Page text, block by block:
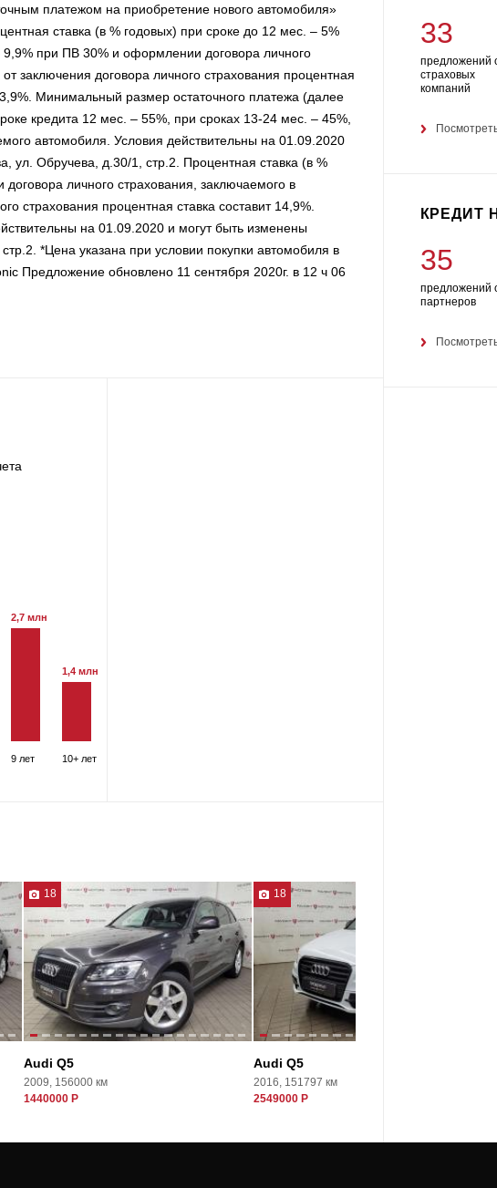
платежом на приобретение нового автомобиля»
ставка (в % годовых) при сроке до 12 мес. – 5%
при ПВ 30% и оформлении договора личного
заключения договора личного страхования процентная
Минимальный размер остаточного платежа (далее
кредита 12 мес. – 55%, при сроках 13-24 мес. – 45%,
автомобиля. Условия действительны на 01.09.2020
Обручева, д.30/1, стр.2. Процентная ставка (в %
личного страхования, заключаемого в
страхования процентная ставка составит 14,9%.
на 01.09.2020 и могут быть изменены
*Цена указана при условии покупки автомобиля в
Предложение обновлено 11 сентября 2020г. в 12 ч 06
2,7 млн
9 лет
1,4 млн
10+ лет
18
Audi Q5
2009, 156000 км
1440000 Р
18
Audi Q5
2016, 151797 км
2549000 Р
33
предложений
страховых
компаний
КРЕДИТ
35
предложений
партнеров